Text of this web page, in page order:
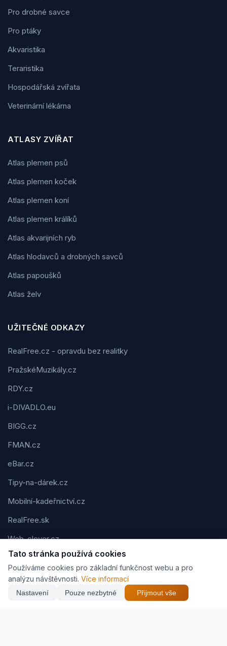
Pro drobné savce
Pro ptáky
Akvaristika
Teraristika
Hospodářská zvířata
Veterinární lékárna
ATLASY ZVÍŘAT
Atlas plemen psů
Atlas plemen koček
Atlas plemen koní
Atlas plemen králíků
Atlas akvarijních ryb
Atlas hlodavců a drobných savců
Atlas papoušků
Atlas želv
UŽITEČNÉ ODKAZY
RealFree.cz - opravdu bez realitky
PražskéMuzikály.cz
RDY.cz
i-DIVADLO.eu
BIGG.cz
FMAN.cz
eBar.cz
Tipy-na-dárek.cz
Mobilní-kadeřnictví.cz
RealFree.sk
Web-clever.cz
Kvízov.cz
Karavaning.net
CVčko.eu
Tato stránka používá cookies
Používáme cookies pro základní funkčnost webu a pro
analýzu návštěvnosti. Více informací
Nastavení Pouze nezbytné Přijmout vše